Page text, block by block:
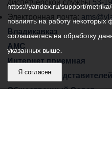
самоуправления
города
Владикавказ:
диспетчерской службы 53-
Электронная почта:
Владикавказ
АМС
Интернет приемная
Собрание представителей
Общественный Совет
https://yandex.ru/support/
повлиять на работу некоторых
соглашаетесь на обработку
указанных выше.
Я согласен